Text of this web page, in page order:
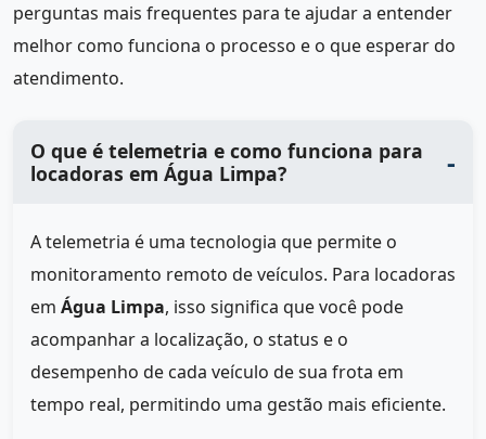
perguntas mais frequentes para te ajudar a entender
melhor como funciona o processo e o que esperar do
atendimento.
O que é telemetria e como funciona para
locadoras em Água Limpa?
A telemetria é uma tecnologia que permite o
monitoramento remoto de veículos. Para locadoras
em Água Limpa, isso significa que você pode
acompanhar a localização, o status e o
desempenho de cada veículo de sua frota em
tempo real, permitindo uma gestão mais eficiente.